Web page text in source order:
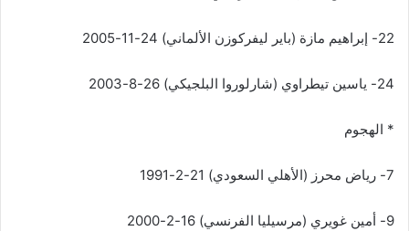
22- إبراهيم مازة (باير ليفركوزن الألماني) 24-11-2005
24- ياسين تيطراوي (شارلوروا البلجيكي) 26-8-2003
* الهجوم
7- رياض محرز (الأهلي السعودي) 21-2-1991
9- أمين غويري (مرسيليا الفرنسي) 16-2-2000